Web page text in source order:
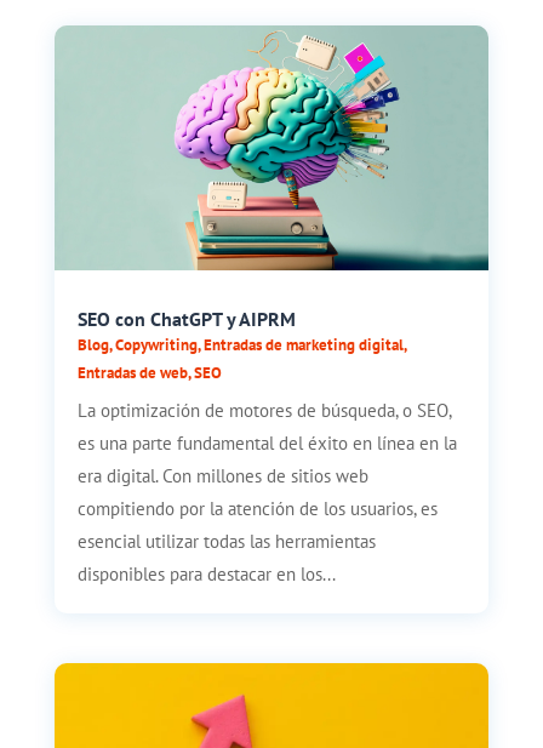
SEO con ChatGPT y AIPRM
Blog,Copywriting,Entradas de marketing digital,
Entradas de web,SEO
La optimización de motores de búsqueda, o SEO,
es una parte fundamental del éxito en línea en la
era digital. Con millones de sitios web
compitiendo por la atención de los usuarios, es
esencial utilizar todas las herramientas
disponibles para destacar en los...